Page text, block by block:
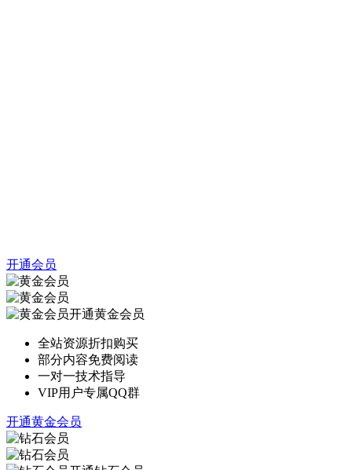
开通会员
开通黄金会员
全站资源折扣购买
部分内容免费阅读
一对一技术指导
VIP用户专属QQ群
开通黄金会员